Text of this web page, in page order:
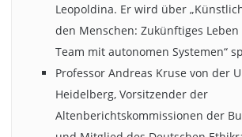
Leopoldina. Er wird über
den Menschen: Zukünftiges
Team mit autonomen Systemen“
Professor Andreas Kruse von der
Heidelberg, Vorsitzender der
Altenberichtskommissionen der